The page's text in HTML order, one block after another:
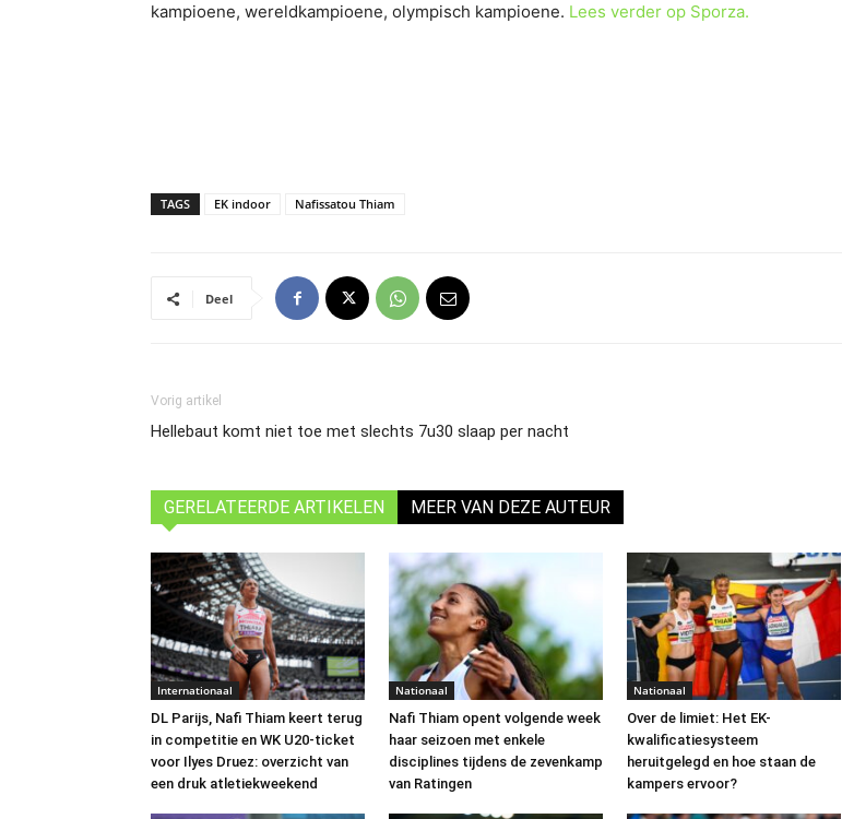
kampioene, wereldkampioene, olympisch kampioene. Lees verder op Sporza.
TAGS EK indoor Nafissatou Thiam
Deel
Vorig artikel
Hellebaut komt niet toe met slechts 7u30 slaap per nacht
GERELATEERDE ARTIKELEN MEER VAN DEZE AUTEUR
Internationaal
DL Parijs, Nafi Thiam keert terug
in competitie en WK U20-ticket
voor Ilyes Druez: overzicht van
een druk atletiekweekend
Nationaal
Nafi Thiam opent volgende week
haar seizoen met enkele
disciplines tijdens de zevenkamp
van Ratingen
Nationaal
Over de limiet: Het EK-
kwalificatiesysteem
heruitgelegd en hoe staan de
kampers ervoor?